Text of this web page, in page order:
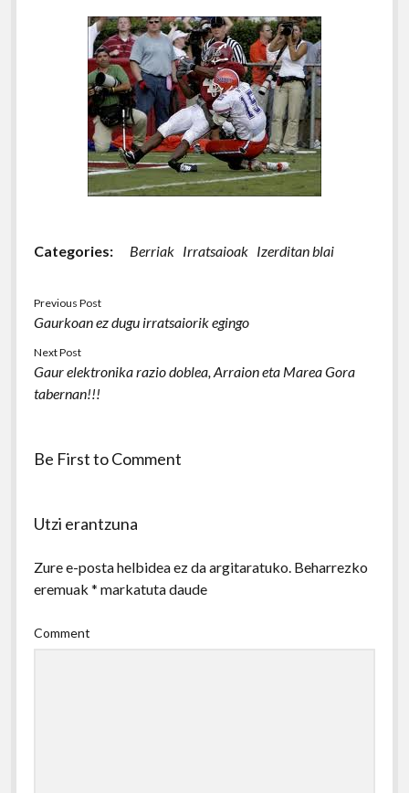
Categories: Berriak Irratsaioak Izerditan blai
Previous Post
Gaurkoan ez dugu irratsaiorik egingo
Next Post
Gaur elektronika razio doblea, Arraion eta Marea Gora
tabernan!!!
Be First to Comment
Utzi erantzuna
Zure e-posta helbidea ez da argitaratuko. Beharrezko
eremuak * markatuta daude
Comment